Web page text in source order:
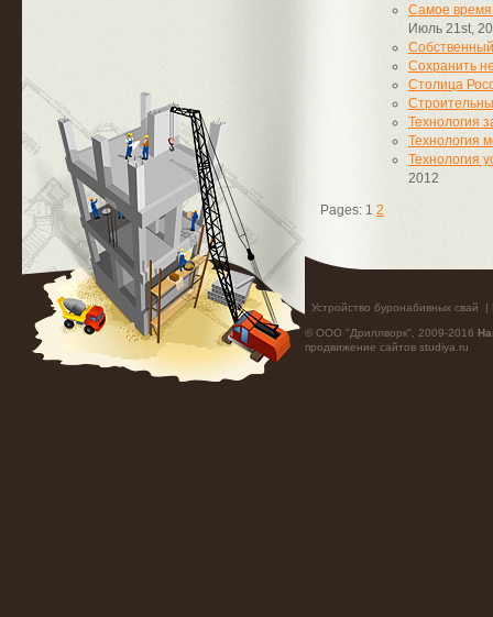
Самое время
Июль 21st,
Сохранить
Столица
Технология
Технология
Технология
2012
Pages: 1 2
Устройство буронабивных свай |
© ООО "Дриллворк", 2009-2016
продвижение сайтов studiya.ru